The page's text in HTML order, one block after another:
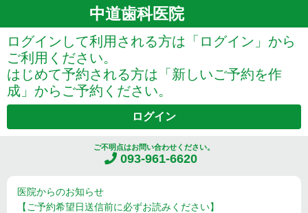
中道歯科医院
ご不明点はお問い合わせください。
093-961-6620
ログインして利用される方は「ログイン」から
ご利用ください。
はじめて予約される方は「新しいご予約を作
成」からご予約ください。
ログイン
医院からのお知らせ
【ご予約希望日送信前に必ずお読みください】